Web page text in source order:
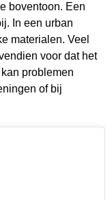
boventoon. Een
In een urban
materialen. Veel
voor dat het
problemen
of bij